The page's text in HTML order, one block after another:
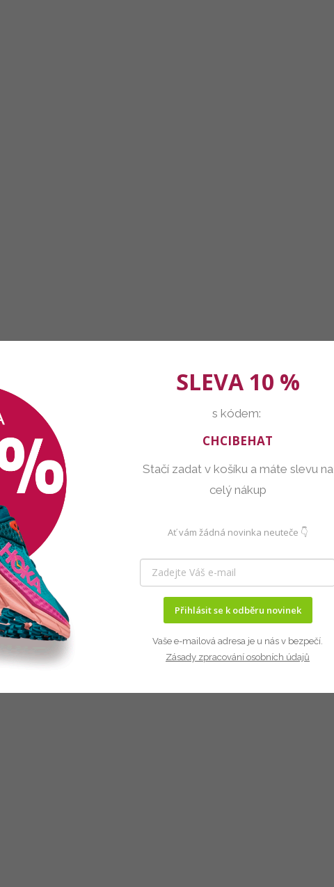
SLEVA 10 %
s kódem:
CHCIBEHAT
Stačí zadat v košíku a máte slevu na
celý nákup
Ať vám žádná novinka neuteče 👇
Přihlásit se k odběru novinek
Vaše e-mailová adresa je u nás v bezpečí.
Zásady zpracování osobních údajů